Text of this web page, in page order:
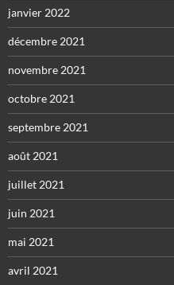
janvier 2022
décembre 2021
novembre 2021
octobre 2021
septembre 2021
août 2021
juillet 2021
juin 2021
mai 2021
avril 2021